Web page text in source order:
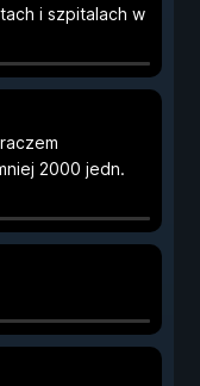
i szpitalach w
2000 jedn.